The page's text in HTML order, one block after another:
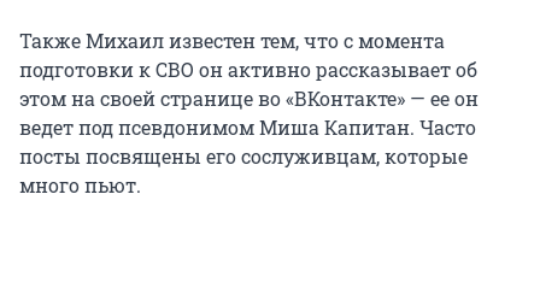
Также Михаил известен тем, что с момента
подготовки к СВО он активно рассказывает об
этом на своей странице во «ВКонтакте» — ее он
ведет под псевдонимом Миша Капитан. Часто
посты посвящены его сослуживцам, которые
много пьют.